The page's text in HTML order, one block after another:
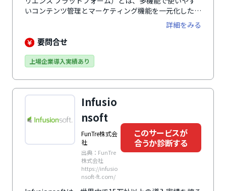
いコンテンツ管理とマーケティング機能を一元化した
MAツールです。業種・業態を問わず、世界で5,200社以
上、日本国内では120社以上の導入実績があります。機
能も豊富で各々のサイトに合ったカスタマイズが可能で
詳細をみる
要問合せ
上場企業導入実績あり
Infusio
nsoft
FunTre株式会
社
出典：FunTre
株式会社
https://infusio
nsoft-ft.com/
このサービスが
合うか診断する